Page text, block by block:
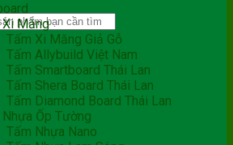
Măng
Tấm Xi Măng Giả Gỗ
Tấm Allybuild Việt Nam
Tấm Smartboard Thái Lan
Tấm Shera Board Thái Lan
Tấm Diamond Board Thái Lan
Ốp Tường
Tấm Nhựa Nano